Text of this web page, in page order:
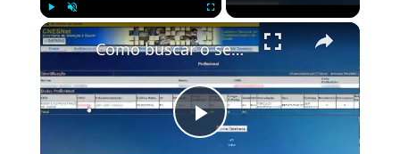
Play Unmute Fullscreen ×
Play
Como buscar o seu CNES - Agente de Saúde e de Endemias